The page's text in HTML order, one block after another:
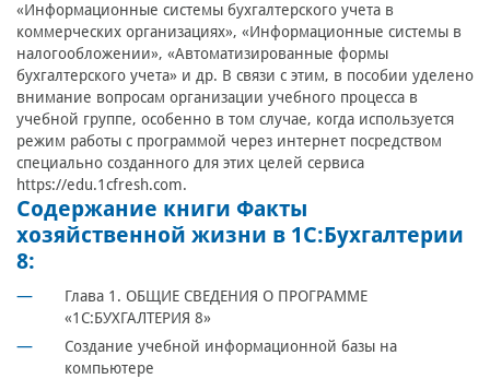
«Информационные системы бухгалтерского учета в
коммерческих организациях», «Информационные системы в
налогообложении», «Автоматизированные формы
бухгалтерского учета» и др. В связи с этим, в пособии уделено
внимание вопросам организации учебного процесса в
учебной группе, особенно в том случае, когда используется
режим работы с программой через интернет посредством
специально созданного для этих целей сервиса
https://edu.1cfresh.com.
Содержание книги Факты
хозяйственной жизни в 1С:Бухгалтерии
8:
Глава 1. ОБЩИЕ СВЕДЕНИЯ О ПРОГРАММЕ
«1С:БУХГАЛТЕРИЯ 8»
Создание учебной информационной базы на
компьютере